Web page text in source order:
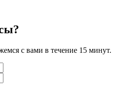
с вами в течение 15 минут.